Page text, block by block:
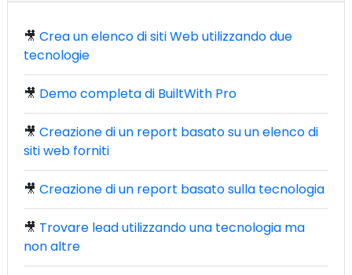
🎥 Crea un elenco di siti Web utilizzando due
tecnologie
🎥 Demo completa di BuiltWith Pro
🎥 Creazione di un report basato su un elenco di
siti web forniti
🎥 Creazione di un report basato sulla tecnologia
🎥 Trovare lead utilizzando una tecnologia ma
non altre